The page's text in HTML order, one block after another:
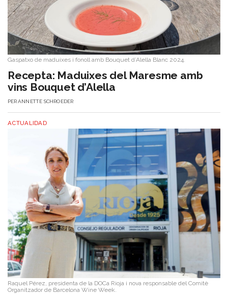
Gaspatxo de maduixes i fonoll amb Bouquet d’Alella Blanc 2024.
​Recepta: Maduixes del Maresme amb
vins Bouquet d’Alella
PERANNETTE SCHROEDER
ACTUALIDAD
Raquel Pérez, presidenta de la DOCa Rioja i nova responsable del Comitè
Organitzador de Barcelona Wine Week.